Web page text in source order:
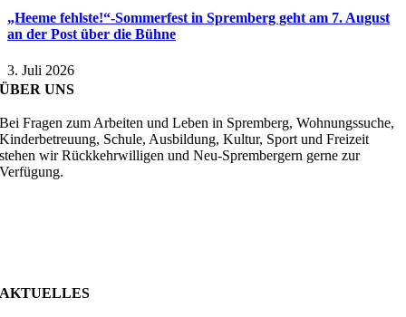
„Heeme fehlste!“-Sommerfest in Spremberg geht am 7. August
an der Post über die Bühne
3. Juli 2026
ÜBER UNS
Bei Fragen zum Arbeiten und Leben in Spremberg, Wohnungssuche,
Kinderbetreuung, Schule, Ausbildung, Kultur, Sport und Freizeit
stehen wir Rückkehrwilligen und Neu-Sprembergern gerne zur
Verfügung.
AKTUELLES